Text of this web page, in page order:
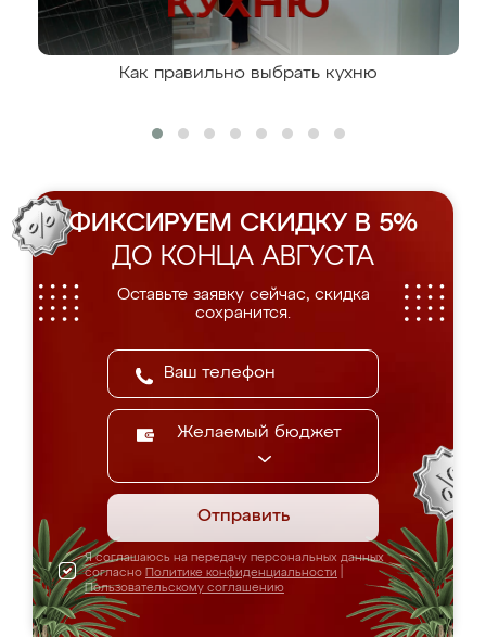
Как правильно выбрать кухню
ФИКСИРУЕМ СКИДКУ В 5%
ДО КОНЦА АВГУСТА
Оставьте заявку сейчас, скидка
сохранится.
Желаемый бюджет
Отправить
Я соглашаюсь на передачу персональных данных
согласно Политике конфиденциальности
Пользовательскому соглашению